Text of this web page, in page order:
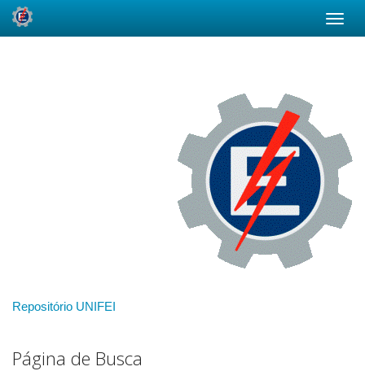
Repositório UNIFEI
Página de Busca